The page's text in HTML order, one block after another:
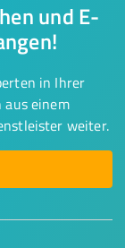
und E-
in Ihrer
einem
weiter.